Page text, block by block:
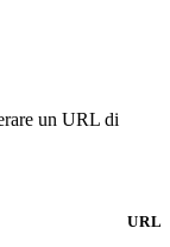
un URL di
URL